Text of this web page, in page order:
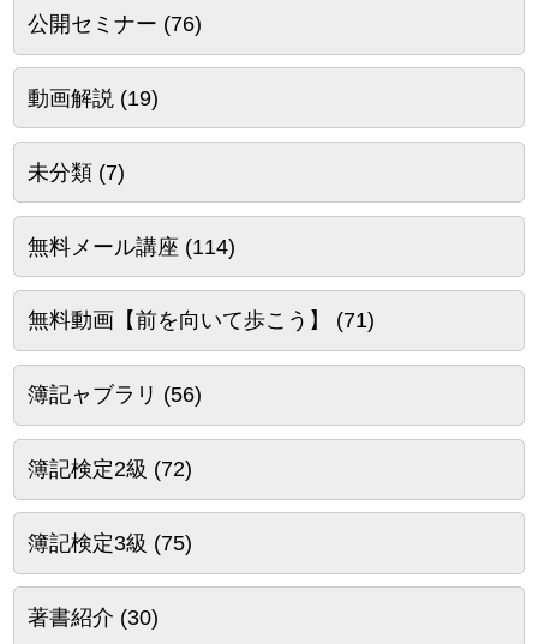
公開セミナー (76)
動画解説 (19)
未分類(7)
無料メール講座 (114)
無料動画【前を向いて歩こう】 (71)
簿記ャブラリ (56)
簿記検定2級 (72)
簿記検定3級 (75)
著書紹介 (30)